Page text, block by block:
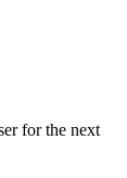
for the next